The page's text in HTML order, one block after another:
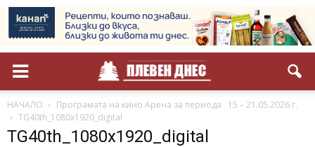
НАЧАЛО
Програмата на кино Арена за периода 15 – 21.05.2026 г.
TG40th_1080x1920_digital
TG40th_1080x1920_digital